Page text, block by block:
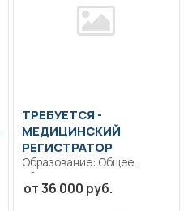
ТРЕБУЕТСЯ -
МЕДИЦИНСКИЙ
РЕГИСТРАТОР
Образование: Общее
образование.. Правила
организации работы
от 36 000 руб.